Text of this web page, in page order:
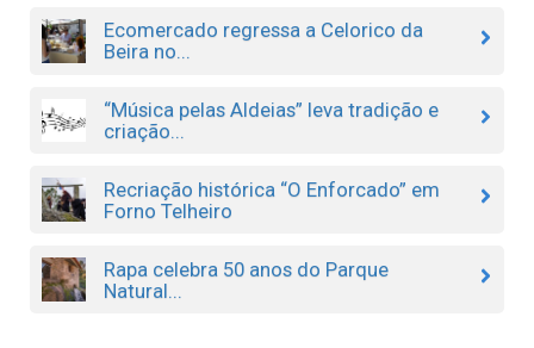
Ecomercado regressa a Celorico da
Beira no...
“Música pelas Aldeias” leva tradição e
criação...
Recriação histórica “O Enforcado” em
Forno Telheiro
Rapa celebra 50 anos do Parque
Natural...